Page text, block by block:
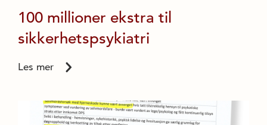
100 millioner ekstra til
sikkerhetspsykiatri
Les mer